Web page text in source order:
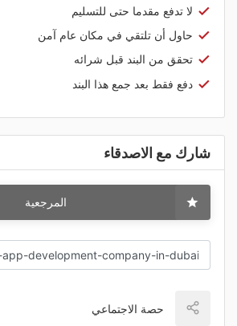
لا تدفع مقدما حتى للتسليم
حاول أن تلتقي في مكان عام آمن
تحقق من البند قبل شرائه
دفع فقط بعد جمع هذا البند
شارك مع الاصدقاء
المرجعية
حصة الاجتماعي